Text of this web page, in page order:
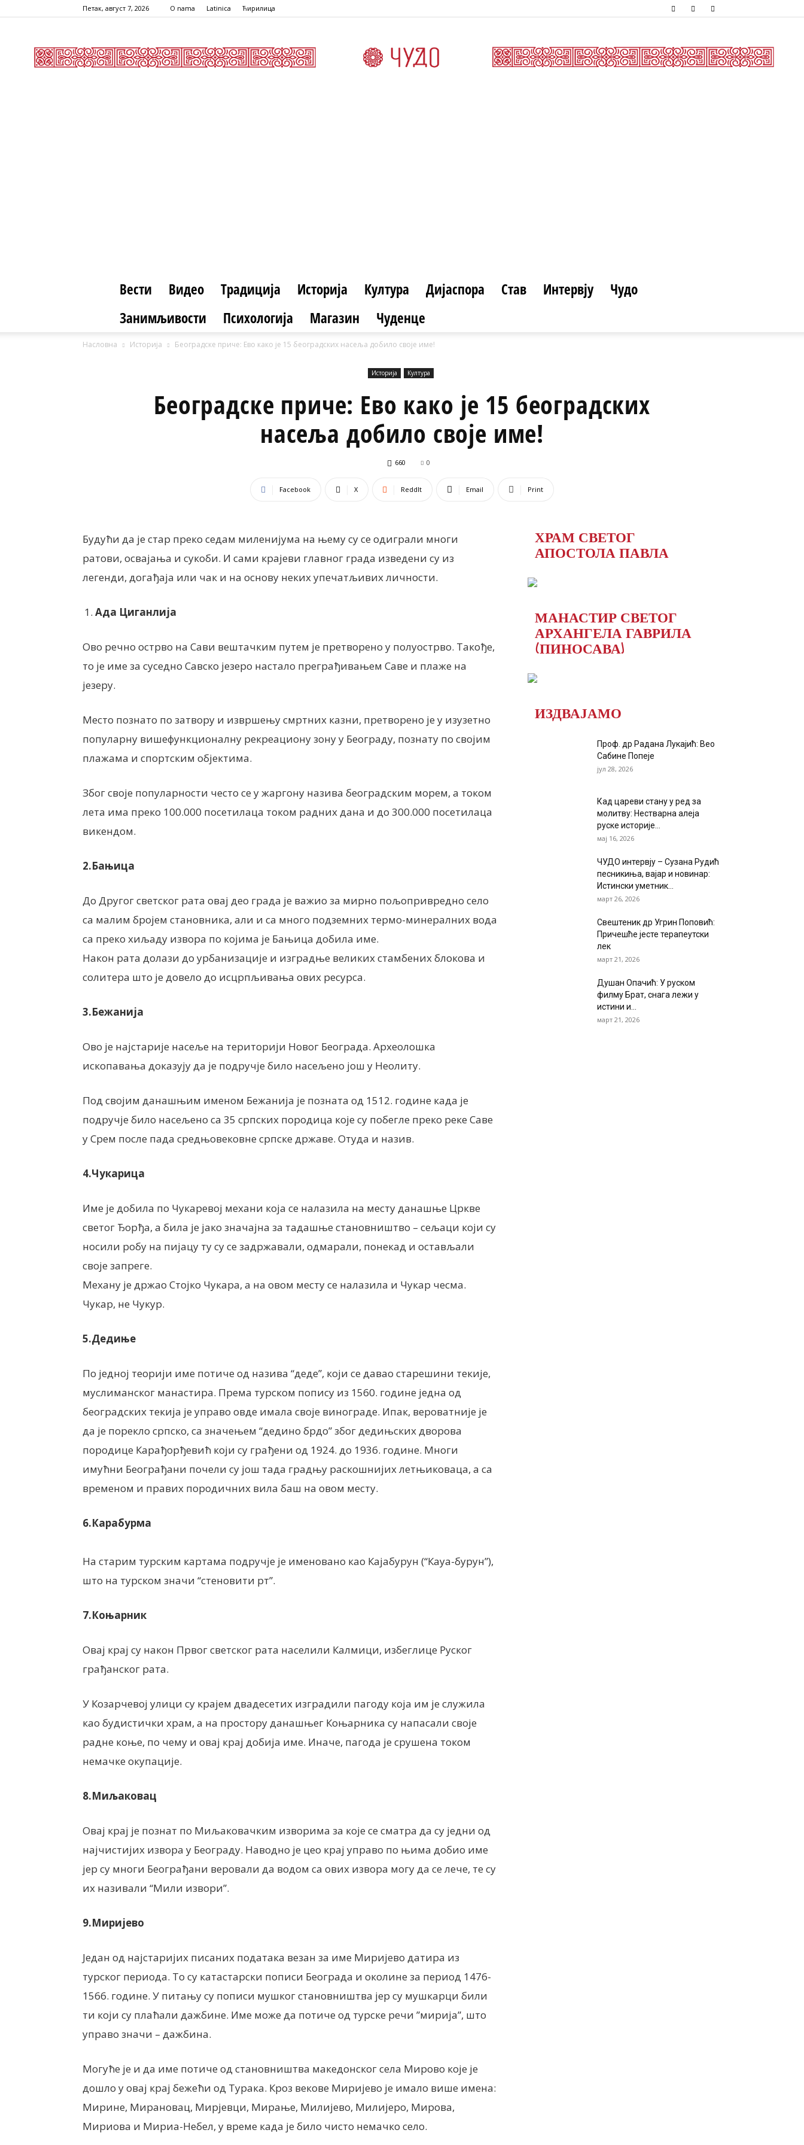
Петак, август 7, 2026 O nama Latinica Ћирилица
Вести Видео Традиција Историја Култура Дијаспора Став Интервју
Чудо
Занимљивости
Психологија Магазин Чуденце
Насловна Историја Београдске приче: Ево како је 15 београдских насеља добило своје име!
Историја Култура
Београдске приче: Ево како је 15 београдских
насеља добило своје име!
660 0
Facebook X ReddIt Email Print
Будући да је стар преко седам миленијума на њему су се одиграли многи
ратови, освајања и сукоби. И сами крајеви главног града изведени су из
легенди, догађаја или чак и на основу неких упечатљивих личности.
Aда Циганлија
Ово речно острво на Сави вештачким путем је претворено у полуострво. Такође,
то је име за суседно Савско језеро настало преграђивањем Саве и плаже на
језеру.
Место познато по затвору и извршењу смртних казни, претворено је у изузетно
популарну вишефункционалну рекреациону зону у Београду, познату по својим
плажама и спортским објектима.
Због своје популарности често се у жаргону назива београдским морем, а током
лета има преко 100.000 посетилаца током радних дана и до 300.000 посетилаца
викендом.
2.Бањица
До Другог светског рата овај део града је важио за мирно пољопривредно село
са малим бројем становника, али и са много подземних термо-минералних вода
са преко хиљаду извора по којима је Бањица добила име.
Након рата долази до урбанизације и изградње великих стамбених блокова и
солитера што је довело до исцрпљивања ових ресурса.
3.Бежанија
Ово је најстарије насеље на територији Новог Београда. Aрхеолошка
ископавања доказују да је подручје било насељено још у Неолиту.
Под својим данашњим именом Бежанија је позната од 1512. године када је
подручје било насељено са 35 српских породица које су побегле преко реке Саве
у Срем после пада средњовековне српске државе. Отуда и назив.
4.Чукарица
Име је добила по Чукаревој механи која се налазила на месту данашње Цркве
светог Ђорђа, а била је јако значајна за тадашње становништво – сељаци који су
носили робу на пијацу ту су се задржавали, одмарали, понекад и остављали
своје запреге.
Механу је држао Стојко Чукара, а на овом месту се налазила и Чукар чесма.
Чукар, не Чукур.
5.Дедиње
По једној теорији име потиче од назива “деде”, који се давао старешини текије,
муслиманског манастира. Према турском попису из 1560. године једна од
београдских текија је управо овде имала своје винограде. Ипак, вероватније је
да је порекло српско, са значењем “дедино брдо” због дедињских дворова
породице Карађорђевић који су грађени од 1924. до 1936. године. Многи
имућни Београђани почели су још тада градњу раскошнијих летњиковаца, а са
временом и правих породичних вила баш на овом месту.
6.Карабурма
На старим турским картама подручје је именовано као Кајабурун (“Каyа-бурун”),
што на турском значи “стеновити рт”.
7.Коњарник
Овај крај су након Првог светског рата населили Калмици, избеглице Руског
грађанског рата.
У Козарчевој улици су крајем двадесетих изградили пагоду која им је служила
као будистички храм, а на простору данашњег Коњарника су напасали своје
радне коње, по чему и овај крај добија име. Иначе, пагода је срушена током
немачке окупације.
8.Миљаковац
Овај крај је познат по Миљаковачким изворима за које се сматра да су једни од
најчистијих извора у Београду. Наводно је цео крај управо по њима добио име
јер су многи Београђани веровали да водом са ових извора могу да се лече, те су
их називали “Мили извори”.
9.Миријево
Један од најстаријих писаних података везан за име Миријево датира из
турског периода. То су катастарски пописи Београда и околине за период 1476-
1566. године. У питању су пописи мушког становништва јер су мушкарци били
ти који су плаћали дажбине. Име може да потиче од турске речи ”мирија”, што
управо значи – дажбина.
Могуће је и да име потиче од становништва македонског села Мирово које је
дошло у овај крај бежећи од Турака. Кроз векове Миријево је имало више имена:
Мирине, Мирановац, Мирјевци, Мирање, Милијево, Милијеро, Мирова,
Мириова и Мириа-Небел, у време када је било чисто немачко село.
ХРАМ СВЕТОГ
АПОСТОЛА ПАВЛА
МАНАСТИР СВЕТОГ
АРХАНГЕЛА ГАВРИЛА
(ПИНОСАВА)
ИЗДВАЈАМО
Проф. др Радана Лукајић: Вео
Сабине Попеје
јул 28, 2026
Кад цареви стану у ред за
молитву: Нестварна алеја
руске историје...
мај 16, 2026
ЧУДО интервју – Сузана Рудић
песникиња, вајар и новинар:
Истински уметник...
март 26, 2026
Свештеник др Угрин Поповић:
Причешће јесте терапеутски
лек
март 21, 2026
Душан Опачић: У руском
филму Брат, снага лежи у
истини и...
март 21, 2026